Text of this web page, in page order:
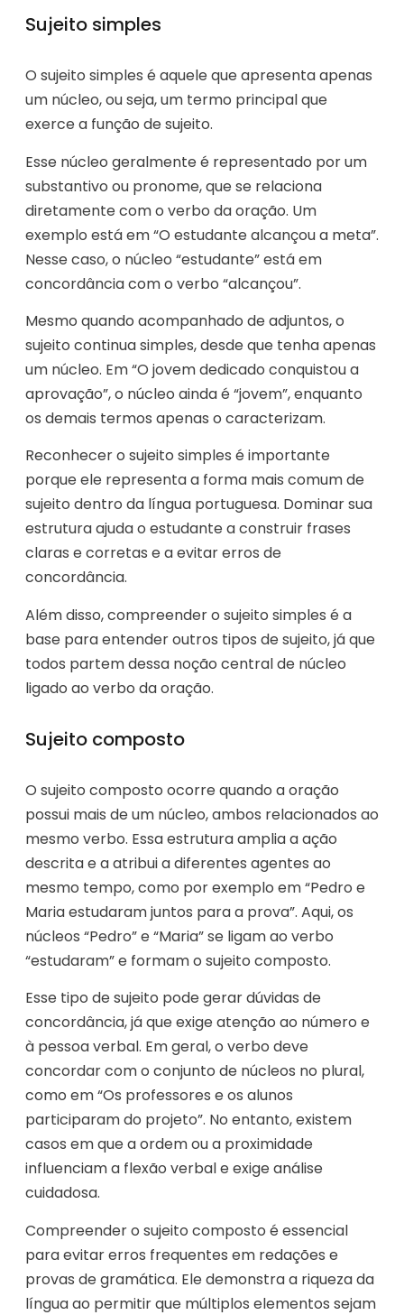
Sujeito simples
O sujeito simples é aquele que apresenta apenas
um núcleo, ou seja, um termo principal que
exerce a função de sujeito.
Esse núcleo geralmente é representado por um
substantivo ou pronome, que se relaciona
diretamente com o verbo da oração. Um
exemplo está em “O estudante alcançou a meta”.
Nesse caso, o núcleo “estudante” está em
concordância com o verbo “alcançou”.
Mesmo quando acompanhado de adjuntos, o
sujeito continua simples, desde que tenha apenas
um núcleo. Em “O jovem dedicado conquistou a
aprovação”, o núcleo ainda é “jovem”, enquanto
os demais termos apenas o caracterizam.
Reconhecer o sujeito simples é importante
porque ele representa a forma mais comum de
sujeito dentro da língua portuguesa. Dominar sua
estrutura ajuda o estudante a construir frases
claras e corretas e a evitar erros de
concordância.
Além disso, compreender o sujeito simples é a
base para entender outros tipos de sujeito, já que
todos partem dessa noção central de núcleo
ligado ao verbo da oração.
Sujeito composto
O sujeito composto ocorre quando a oração
possui mais de um núcleo, ambos relacionados ao
mesmo verbo. Essa estrutura amplia a ação
descrita e a atribui a diferentes agentes ao
mesmo tempo, como por exemplo em “Pedro e
Maria estudaram juntos para a prova”. Aqui, os
núcleos “Pedro” e “Maria” se ligam ao verbo
“estudaram” e formam o sujeito composto.
Esse tipo de sujeito pode gerar dúvidas de
concordância, já que exige atenção ao número e
à pessoa verbal. Em geral, o verbo deve
concordar com o conjunto de núcleos no plural,
como em “Os professores e os alunos
participaram do projeto”. No entanto, existem
casos em que a ordem ou a proximidade
influenciam a flexão verbal e exige análise
cuidadosa.
Compreender o sujeito composto é essencial
para evitar erros frequentes em redações e
provas de gramática. Ele demonstra a riqueza da
língua ao permitir que múltiplos elementos sejam